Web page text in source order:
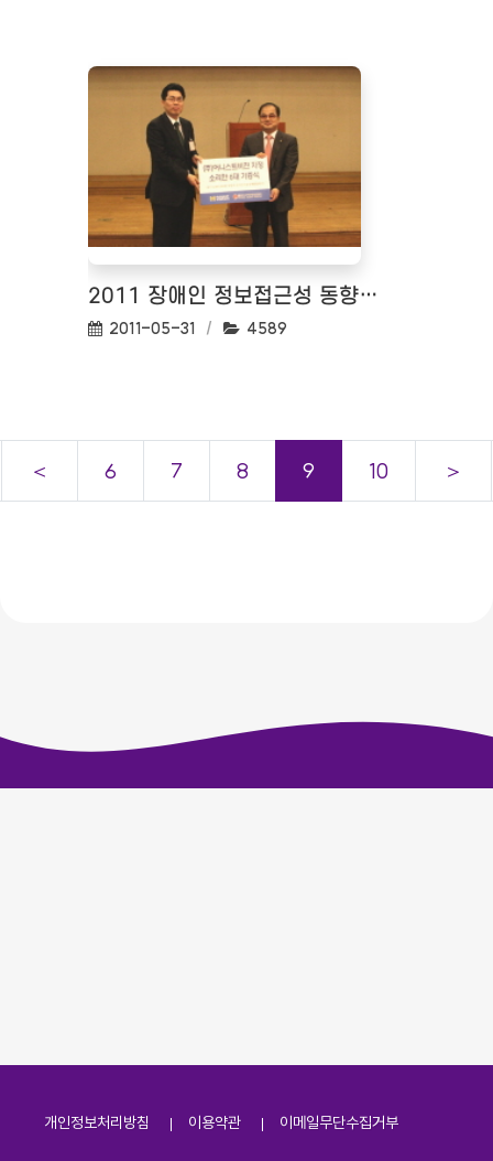
2011 장애인 정보접근성 동향 세미나 <2011.05.12>
작성일:
2011-05-31 조회수:
4589
＜ 6 7 8 9 10 ＞
개인정보처리방침 이용약관 이메일무단수집거부